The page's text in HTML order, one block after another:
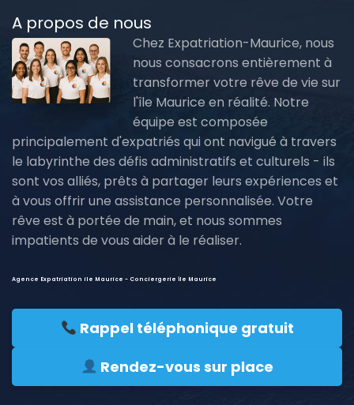
A propos de nous
Chez Expatriation-Maurice, nous
nous consacrons entièrement à
transformer votre rêve de vie sur
l'île Maurice en réalité. Notre
équipe est composée
principalement d'expatriés qui ont navigué à travers
le labyrinthe des défis administratifs et culturels - ils
sont vos alliés, prêts à partager leurs expériences et
à vous offrir une assistance personnalisée. Votre
rêve est à portée de main, et nous sommes
impatients de vous aider à le réaliser.
Agence Expatriation ile Maurice - Conciergerie île Maurice
Rappel téléphonique gratuit
Rendez-vous sur place